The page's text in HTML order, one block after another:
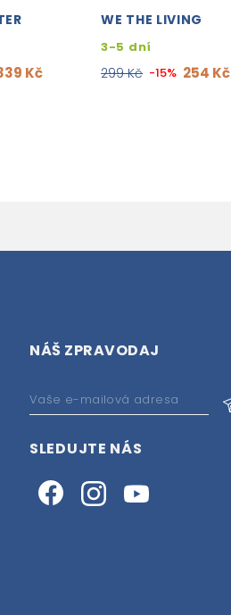
Kč
WE THE LIVING
3-5 dní
299 Kč -15% 254 Kč
NÁŠ ZPRAVODAJ
SLEDUJTE NÁS